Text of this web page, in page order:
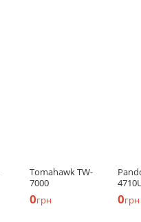
Tomahawk TW-
7000
0грн 0грн